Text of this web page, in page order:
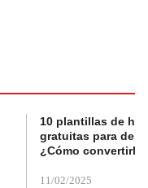
10 plantillas de
gratuitas para
¿Cómo convertirla
11/02/2025